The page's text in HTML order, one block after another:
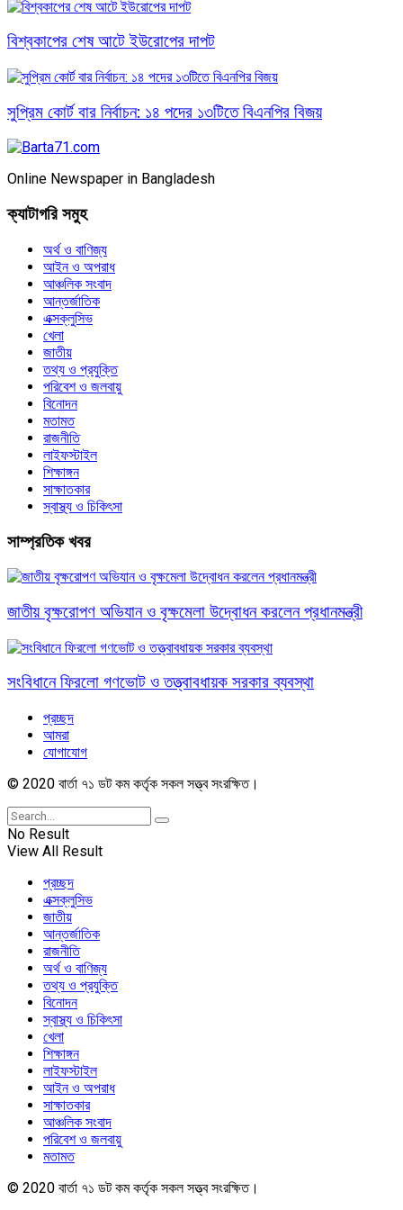
বিশ্বকাপের শেষ আটে ইউরোপের দাপট
সুপ্রিম কোর্ট বার নির্বাচন: ১৪ পদের ১৩টিতে বিএনপির বিজয়
Online Newspaper in Bangladesh
ক্যাটাগরি সমুহ
অর্থ ও বাণিজ্য
আইন ও অপরাধ
আঞ্চলিক সংবাদ
আন্তর্জাতিক
এক্সক্লুসিভ
খেলা
জাতীয়
তথ্য ও প্রযুক্তি
পরিবেশ ও জলবায়ু
বিনোদন
মতামত
রাজনীতি
লাইফস্টাইল
শিক্ষাঙ্গন
সাক্ষাতকার
স্বাস্থ্য ও চিকিৎসা
সাম্প্রতিক খবর
জাতীয় বৃক্ষরোপণ অভিযান ও বৃক্ষমেলা উদ্বোধন করলেন প্রধানমন্ত্রী
সংবিধানে ফিরলো গণভোট ও তত্ত্বাবধায়ক সরকার ব্যবস্থা
প্রচ্ছদ
আমরা
যোগাযোগ
© 2020 বার্তা ৭১ ডট কম কর্তৃক সকল সত্ত্ব সংরক্ষিত।
No Result
View All Result
প্রচ্ছদ
এক্সক্লুসিভ
জাতীয়
আন্তর্জাতিক
রাজনীতি
অর্থ ও বাণিজ্য
তথ্য ও প্রযুক্তি
বিনোদন
স্বাস্থ্য ও চিকিৎসা
খেলা
শিক্ষাঙ্গন
লাইফস্টাইল
আইন ও অপরাধ
সাক্ষাতকার
আঞ্চলিক সংবাদ
পরিবেশ ও জলবায়ু
মতামত
© 2020 বার্তা ৭১ ডট কম কর্তৃক সকল সত্ত্ব সংরক্ষিত।